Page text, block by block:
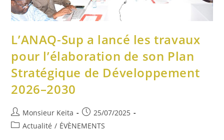
L’ANAQ-Sup a lancé les travaux
pour l’élaboration de son Plan
Stratégique de Développement
2026–2030
Monsieur Keita
25/07/2025
Actualité / ÉVÈNEMENTS